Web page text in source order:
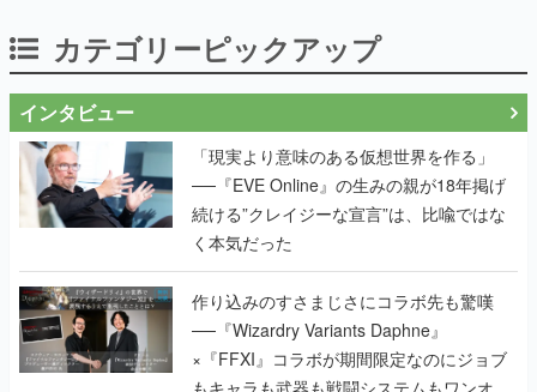
カテゴリーピックアップ
インタビュー
「現実より意味のある仮想世界を作る」
──『EVE Online』の生みの親が18年掲げ
続ける”クレイジーな宣言”は、比喩ではな
く本気だった
作り込みのすさまじさにコラボ先も驚嘆
──『Wizardry Variants Daphne』
×『FFXI』コラボが期間限定なのにジョブ
もキャラも武器も戦闘システムもワンオフ